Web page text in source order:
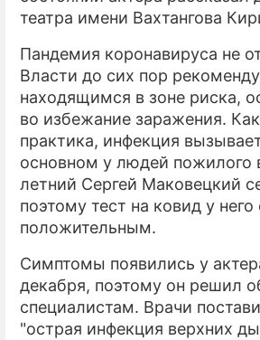
театра имени Вахтангова
Пандемия коронавируса не
Власти до сих пор
находящимся в зоне риска,
во избежание заражения.
практика, инфекция
основном у людей пожилого
летний Сергей Маковецкий
поэтому тест на ковид у него
положительным.
Симптомы появились у
декабря, поэтому он решил
специалистам. Врачи
"острая инфекция верхних